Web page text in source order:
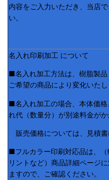
内容をご入力いただき、当店
い。
名入れ印刷加工 について
■名入れ加工方法は、樹脂製
ご希望の商品により変化いたし
■名入れ加工の場合、本体価
れ代（数量分）が別途料金がか
販売価格については、見積書
■フルカラー印刷対応品は、
リントなど）商品詳細ページ
ますので、ご確認ください。